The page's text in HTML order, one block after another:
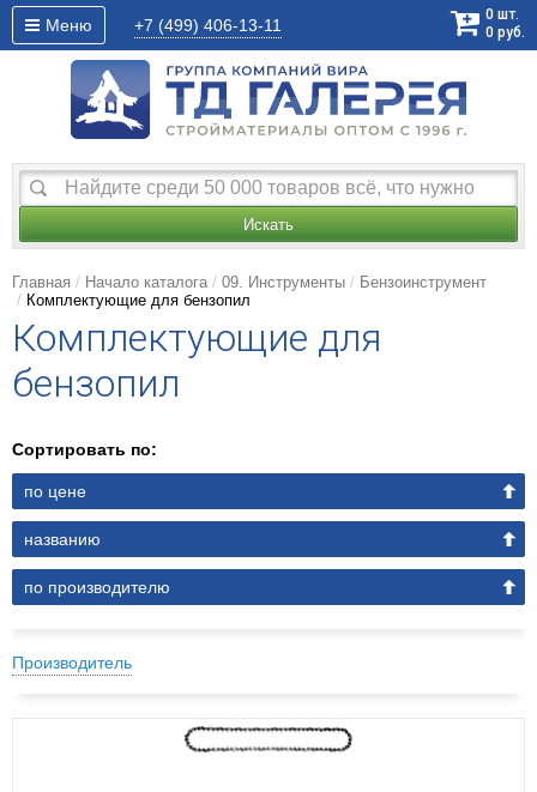
Меню +7 (499) 406-13-11
0 шт.
0 руб.
Искать
Главная Начало каталога 09. Инструменты
Бензоинструмент
Комплектующие для бензопил
Комплектующие для
бензопил
Сортировать по:
по цене
названию
по производителю
Производитель